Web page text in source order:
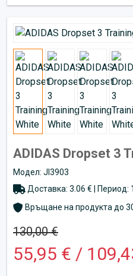
ADIDAS Dropset 3
Модел: JI3903
Доставка: 3.06 € | Период:
Връщане на продукта до
130,00 €
55,95 € /